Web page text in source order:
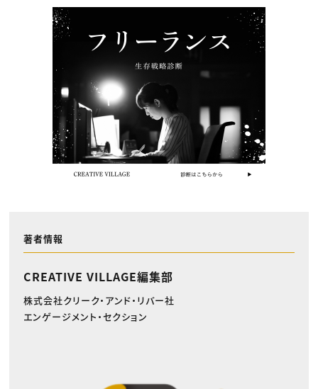
著者情報
CREATIVE VILLAGE編集部
株式会社クリーク・アンド・リバー社
エンゲージメント・セクション